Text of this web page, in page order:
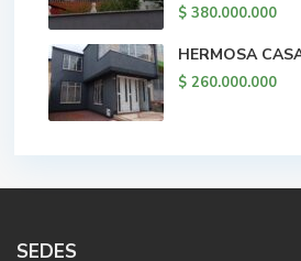
$ 380.000.000
HERMOSA
$ 260.000.000
SEDES